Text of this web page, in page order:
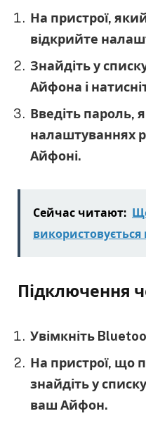
На пристрої,
відкрийте
Знайдіть у
Айфона і
Введіть пароль,
налаштуваннях
Айфоні.
Сейчас читают:
використовується
Підключення
Увімкніть
На пристрої, що
знайдіть у
ваш Айфон.